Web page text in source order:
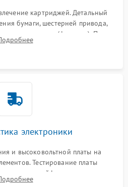
картриджей. Детальный
бумаги, шестерней привода,
(фьюзера). Поиск
и повреждений деталей.
электроники
и высоковольтной платы на
Тестирование платы
шлейфов, контактов
прохождения и наличия